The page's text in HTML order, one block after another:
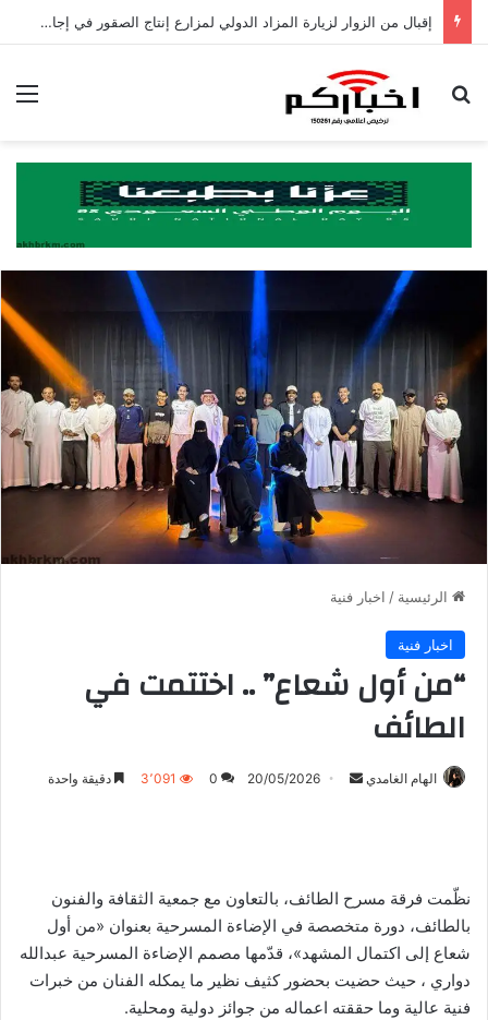
إقبال من الزوار لزيارة المزاد الدولي لمزارع إنتاج الصقور في إجازة نهاية الأسبوع
بحث عن
الرئيسية / اخبار فنية
اخبار فنية
“من أول شعاع” .. اختتمت في
الطائف
الهام الغامدي
أرسل 20/05/2026
0 3٬091 دقيقة واحدة
نظّمت فرقة مسرح الطائف، بالتعاون مع جمعية الثقافة والفنون
بالطائف، دورة متخصصة في الإضاءة المسرحية بعنوان «من أول
شعاع إلى اكتمال المشهد»، قدّمها مصمم الإضاءة المسرحية عبدالله
دواري ، حيث حضيت بحضور كثيف نظير ما يمكله الفنان من خبرات
فنية عالية وما حققته اعماله من جوائز دولية ومحلية.